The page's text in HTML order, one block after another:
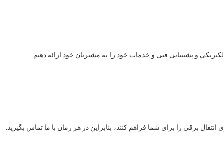
و پشتیبانی فنی و خدمات خود را به مشتریان خود ارائه دهیم.
برقی را برای شما فراهم کنند، بنابراین در هر زمان با ما تماس بگیرید.